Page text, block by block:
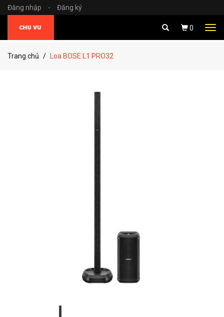
Đăng nhập - Đăng ký
0
Trang chủ Loa BOSE L1 PRO32